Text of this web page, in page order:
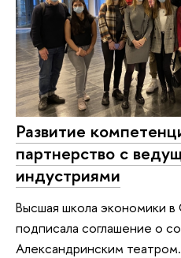
Развитие
партнерство с
индустриями
Высшая школа экономики
подписала соглашение о
Александринским